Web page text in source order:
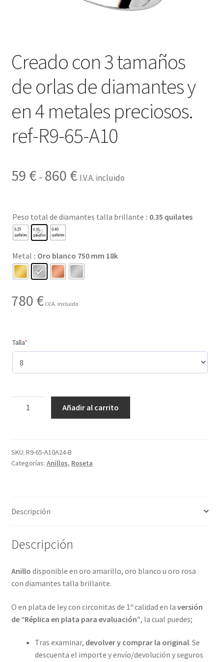
Creado con 3 tamaños
de orlas de diamantes y
en 4 metales preciosos.
ref-R9-65-A10
59 € - 860 €Rango
hasta
860 €
I.V.A. incluido
Peso total de diamantes talla brillante : 0.35 quilates
Metal : Oro blanco 750 mm 18k
780 € I.V.A. incluido
Talla*(required)
de
orlas
en
preciosos.
R9-
65-
cantidad
Añadir al carrito
SKU: R9-65-A10A24-B
Categorías: Anillos, Roseta
Descripción
Descripción
Anillo disponible en oro amarillo, oro blanco u oro rosa
con diamantes talla brillante.
O en plata de ley con circonitas de 1º calidad en la versión
de “Réplica en plata para evaluación”, la cual puedes;
Tras examinar, devolver y comprar la original. Se
descuenta el importe y envío/devolución y seguros